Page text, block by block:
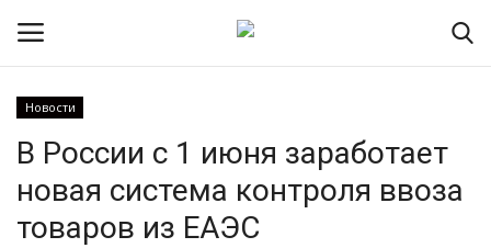
НОВОСТИ
RSS – экспорт новостей
Новости
В России с 1 июня заработает
новая система контроля ввоза
товаров из ЕАЭС